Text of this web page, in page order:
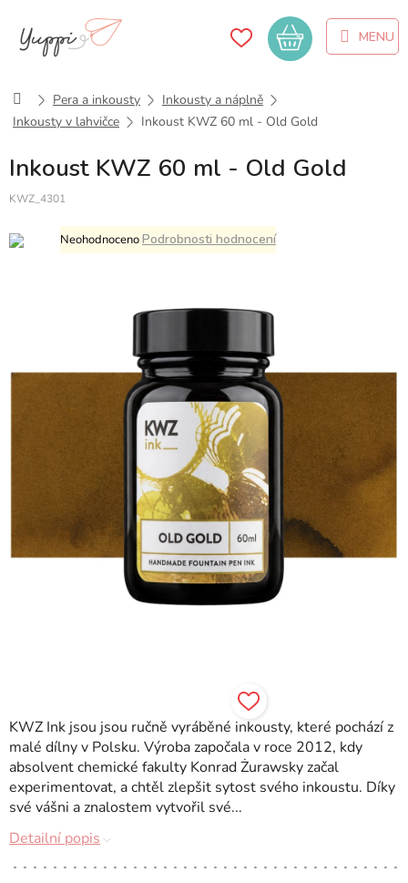
obsah
Nákupní
košík
DomůPera a inkousty
Inkousty a náplně
Inkousty v lahvičce
Inkoust KWZ 60 ml - Old Gold
Inkoust KWZ 60 ml - Old Gold
KWZ_4301
Průměrné
hodnocení
NeohodnocenoPodrobnosti hodnocení
KWZ Ink jsou jsou ručně vyráběné inkousty, které pochází z
malé dílny v Polsku. Výroba započala v roce 2012, kdy
absolvent chemické fakulty Konrad Żurawsky začal
experimentovat, a chtěl zlepšit sytost svého inkoustu. Díky
své vášni a znalostem vytvořil své...
Detailní popis